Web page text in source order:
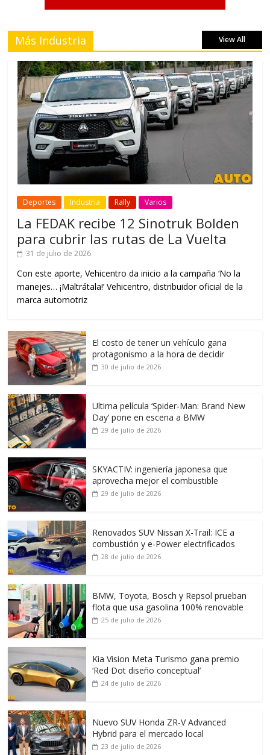
Más Industria View All
Deportes Industria Rally Varios
La FEDAK recibe 12 Sinotruk Bolden
para cubrir las rutas de La Vuelta
31 de julio de 2026
Con este aporte, Vehicentro da inicio a la campaña ‘No la
manejes… ¡Maltrátala!’ Vehicentro, distribuidor oficial de la
marca automotriz
El costo de tener un vehículo gana
protagonismo a la hora de decidir
30 de julio de 2026
Ultima película ‘Spider‑Man: Brand New
Day’ pone en escena a BMW
29 de julio de 2026
SKYACTIV: ingeniería japonesa que
aprovecha mejor el combustible
29 de julio de 2026
Renovados SUV Nissan X-Trail: ICE a
combustión y e-Power electrificados
28 de julio de 2026
BMW, Toyota, Bosch y Repsol prueban
flota que usa gasolina 100% renovable
25 de julio de 2026
Kia Vision Meta Turismo gana premio
‘Red Dot diseño conceptual’
24 de julio de 2026
Nuevo SUV Honda ZR-V Advanced
Hybrid para el mercado local
23 de julio de 2026